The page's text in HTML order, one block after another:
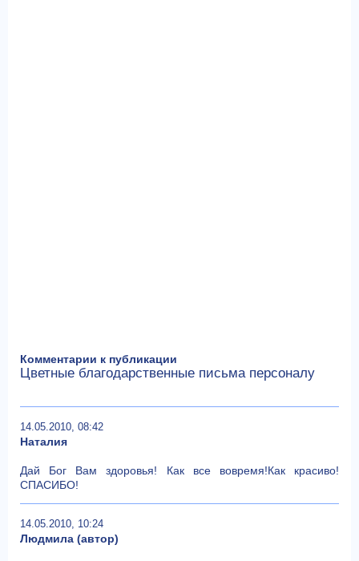
Комментарии к публикации
Цветные благодарственные письма персоналу
14.05.2010, 08:42
Наталия
Дай Бог Вам здоровья! Как все вовремя!Как красиво!
СПАСИБО!
14.05.2010, 10:24
Людмила (автор)